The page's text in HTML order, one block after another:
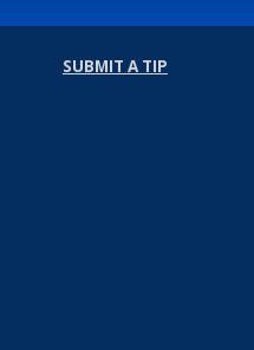
SUBMIT A TIP